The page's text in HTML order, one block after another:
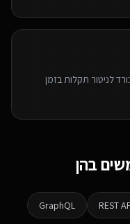
לניטור תקלות בזמן
בהן
REST
GraphQL